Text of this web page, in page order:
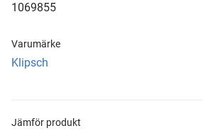
1069855
Varumärke
Klipsch
Jämför produkt